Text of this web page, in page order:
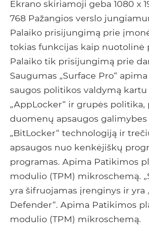
Ekrano skiriamoji geba 1080 x
768 Pažangios verslo
Palaiko prisijungimą prie
tokias funkcijas kaip nuotolinė
Palaiko tik prisijungimą prie
Saugumas „Surface Pro“
saugos politikos valdymą kartu
„AppLocker“ ir grupės
duomenų apsaugos
„BitLocker“ technologiją ir
apsaugos nuo kenkėjiškų
programas. Apima Patikimos
modulio (TPM) mikroschemą.
yra šifruojamas įrenginys ir yra
Defender“. Apima Patikimos
modulio (TPM) mikroschemą.